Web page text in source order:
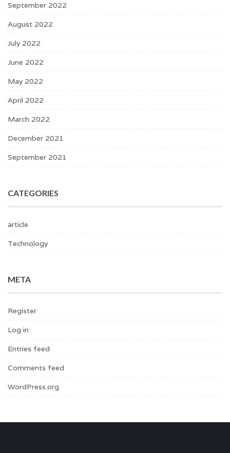
September 2022
August 2022
July 2022
June 2022
May 2022
April 2022
March 2022
December 2021
September 2021
CATEGORIES
article
Technology
META
Register
Log in
Entries feed
Comments feed
WordPress.org